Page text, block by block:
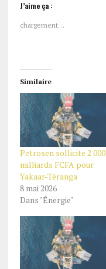
J’aime ça :
chargement…
Similaire
Petrosen sollicite 2 000
milliards FCFA pour
Yakaar-Téranga
8 mai 2026
Dans "Énergie"